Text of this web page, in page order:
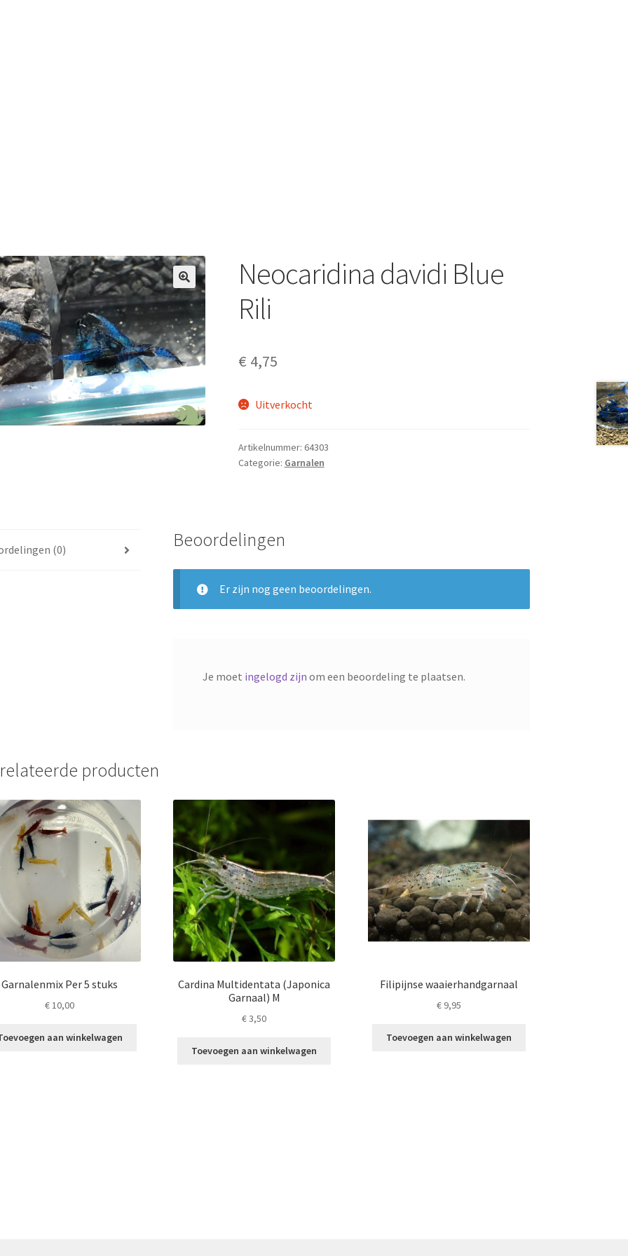
Neocaridina davidi Blue
Rili
€ 4,75
Uitverkocht
Artikelnummer: 64303
Categorie: Garnalen
(0) Beoordelingen
Er zijn nog geen beoordelingen.
Je moet ingelogd zijn om een beoordeling te plaatsen.
producten
Garnalenmix Per 5 stuks
€ 10,00
aan winkelwagen
Cardina Multidentata (Japonica
Garnaal) M
€3,50
Toevoegen aan winkelwagen
Filipijnse waaierhandgarnaal
€9,95
Toevoegen aan winkelwagen